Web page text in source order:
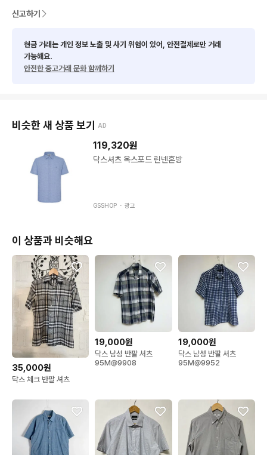
제주 및 산간지역 추가 +3000원
•사이즈(택사이즈 보다 실사이즈 확인해주세요,측정방식에따라 1
변 어렵습니다 갖고계신 옷의 실측과 비교해주세요
•중고물품가격에 맞게 정직하게 판매합니다!!
-모든상품 사진에 안보이고 기재되있는것과 별도로 추가적인 오
수선흔적 등등 다른모든하자) 있을 수 있습니다. 별도 문의 안주시
  절대 안되니 예민하신분 제발 피해주세요.
신고하기
현금 거래는 개인 정보 노출 및 사기 위험이 있어, 안전결제로만 거래
가능해요.
안전한 중고거래 문화 함께하기
비슷한 새 상품 보기 AD
119,320원
닥스셔츠 옥스포드 린넨혼방
GSSHOP ・ 광고
이 상품과 비슷해요
35,000원
닥스 체크 반팔 셔츠
19,000원
닥스 남성 반팔 셔츠
95M@9908
19,000원
닥스 남성 반팔 셔츠
95M@9952